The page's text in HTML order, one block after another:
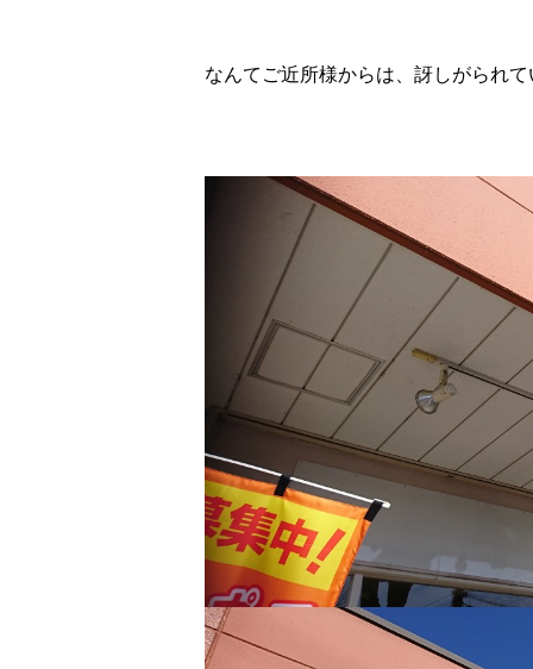
なんてご近所様からは、訝しがられ